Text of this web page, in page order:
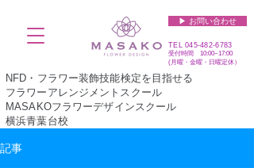
▶︎ お問い合わせ
TEL045-482-6783
受付時間 10:00~17:00​​​
(​月曜・金曜・日曜定休）
NFD・フラワー装飾技能検定を目指せる
フラワーアレンジメントスクール
MASAKOフラワーデザインスクール
横浜青葉台校
記事